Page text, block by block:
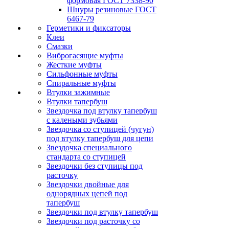
Шнуры резиновые ГОСТ
6467-79
Герметики и фиксаторы
Клеи
Смазки
Виброгасящие муфты
Жесткие муфты
Сильфонные муфты
Спиральные муфты
Втулки зажимные
Втулки тапербуш
Звездочка под втулку тапербуш
c калеными зубьями
Звездочка со ступицей (чугун)
под втулку тапербуш для цепи
Звездочка специального
стандарта со ступицей
Звездочки без ступицы под
расточку
Звездочки двойные для
однорядных цепей под
тапербуш
Звездочки под втулку тапербуш
Звездочки под расточку со